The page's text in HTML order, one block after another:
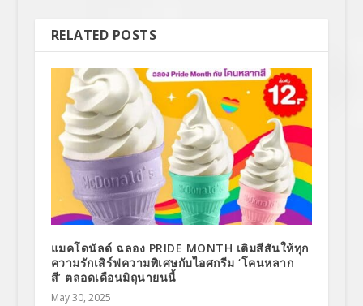
RELATED POSTS
แมคโดนัลด์ ฉลอง PRIDE MONTH เติมสีสันให้ทุก
ความรักเสิร์ฟความพิเศษกับไอศกรีม ‘โคนหลาก
สี’ ตลอดเดือนมิถุนายนนี้
May 30, 2025